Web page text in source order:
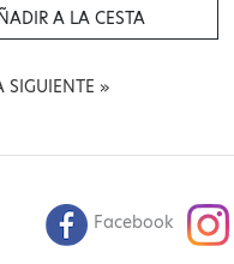
A LA CESTA
SIGUIENTE »
Facebook